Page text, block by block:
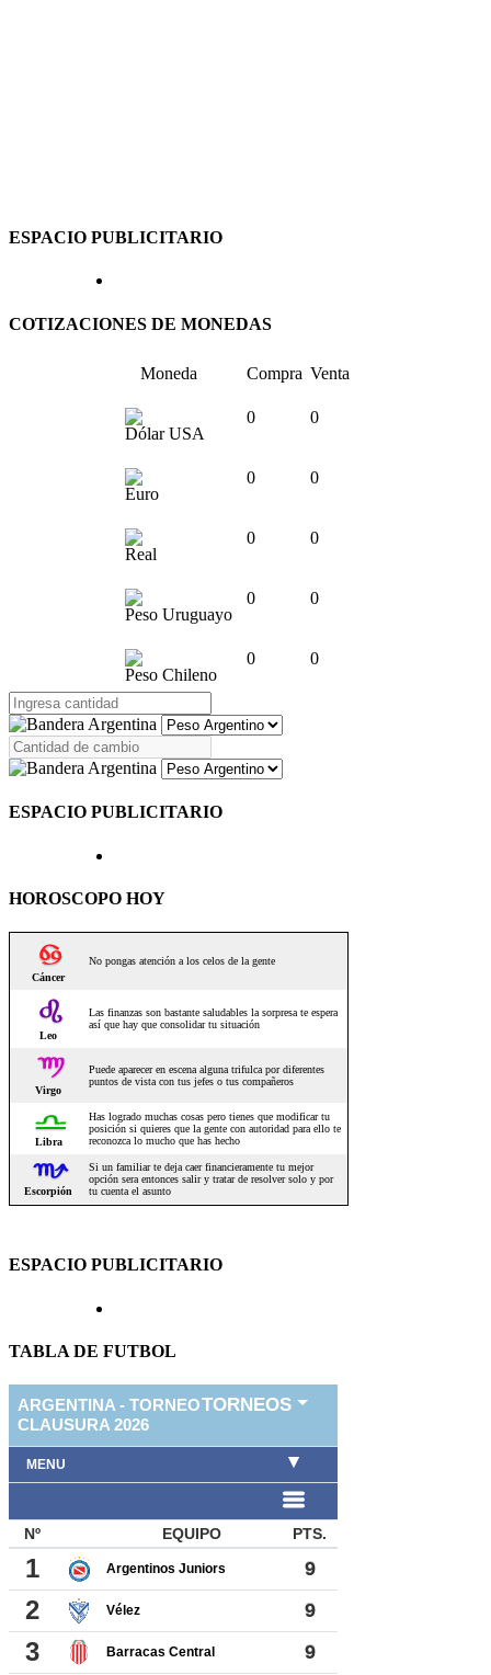
ESPACIO PUBLICITARIO
COTIZACIONES DE MONEDAS
Moneda Compra Venta
Dólar USA
0 0
Euro
0 0
Real
0 0
Peso Uruguayo
0 0
Peso Chileno
0 0
ESPACIO PUBLICITARIO
HOROSCOPO HOY
ESPACIO PUBLICITARIO
TABLA DE FUTBOL